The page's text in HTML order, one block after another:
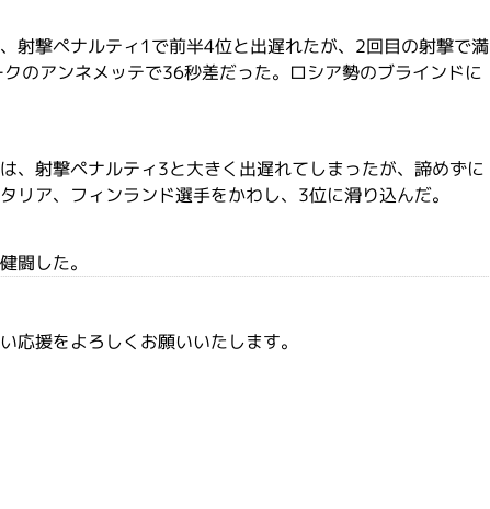
射撃ペナルティ1で前半4位と出遅れたが、2回目の射撃で満
のアンネメッテで36秒差だった。ロシア勢のブラインドに
、射撃ペナルティ3と大きく出遅れてしまったが、諦めずに
リア、フィンランド選手をかわし、3位に滑り込んだ。
闘した。
応援をよろしくお願いいたします。